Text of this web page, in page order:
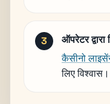
ऑपरेटर
कैसीनो
लिए विश्वास।